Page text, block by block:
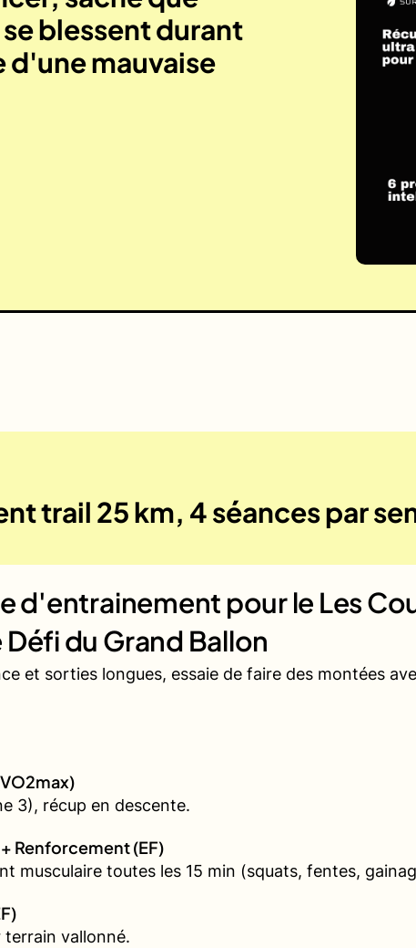
blessent durant
d'une mauvaise
trail 25 km, 4 séances par
d'entrainement pour le Les
du Grand Ballon
et sorties longues, essaie de faire des montées
3), récup en descente.
Renforcement (EF)
musculaire toutes les 15 min (squats, fentes,
terrain vallonné.